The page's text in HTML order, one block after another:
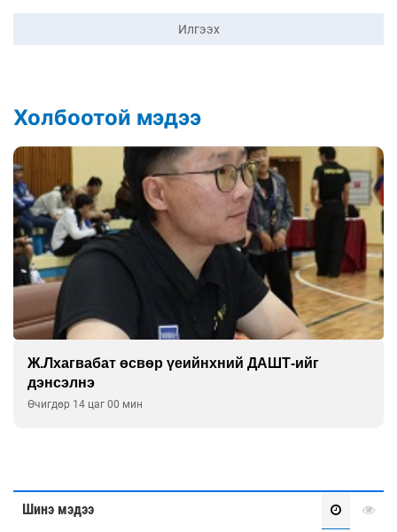
Илгээх
Холбоотой мэдээ
Ж.Лхагвабат өсвөр үеийнхний ДАШТ-ийг
дэнсэлнэ
Өчигдөр 14 цаг 00 мин
Шинэ мэдээ